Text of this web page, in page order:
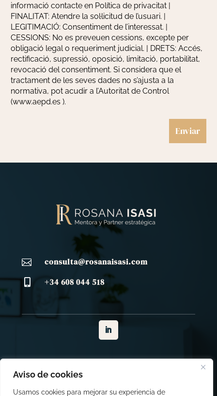
Aviso de cookies
Usamos cookies para mejorar su experiencia de
informació contacte en Política de privacitat |
FINALITAT: Atendre la sol·licitud de l’usuari. |
LEGITIMACIÓ: Consentiment de l’interessat. |
CESSIONS: No es preveuen cessions, excepte per
obligació legal o requeriment judicial. | DRETS: Accés,
rectificació, supressió, oposició, limitació, portabilitat,
revocació del consentiment. Si considera que el
tractament de les seves dades no s’ajusta a la
normativa, pot acudir a l’Autoritat de Control
(www.aepd.es ).
 consulta@rosanaisasi.com
 +34 608 044 518